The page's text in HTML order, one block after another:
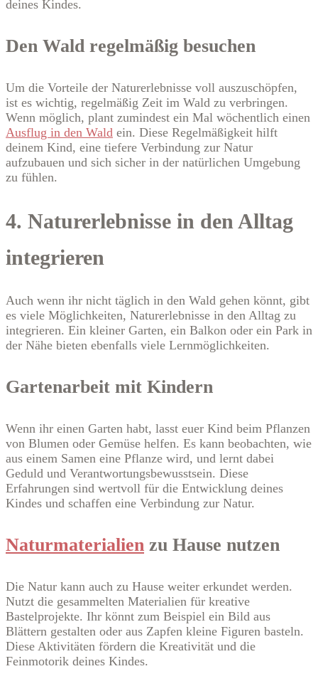
deines Kindes.
Den Wald regelmäßig besuchen
Um die Vorteile der Naturerlebnisse voll auszuschöpfen,
ist es wichtig, regelmäßig Zeit im Wald zu verbringen.
Wenn möglich, plant zumindest ein Mal wöchentlich einen
Ausflug in den Wald ein. Diese Regelmäßigkeit hilft
deinem Kind, eine tiefere Verbindung zur Natur
aufzubauen und sich sicher in der natürlichen Umgebung
zu fühlen.
4. Naturerlebnisse in den Alltag
integrieren
Auch wenn ihr nicht täglich in den Wald gehen könnt, gibt
es viele Möglichkeiten, Naturerlebnisse in den Alltag zu
integrieren. Ein kleiner Garten, ein Balkon oder ein Park in
der Nähe bieten ebenfalls viele Lernmöglichkeiten.
Gartenarbeit mit Kindern
Wenn ihr einen Garten habt, lasst euer Kind beim Pflanzen
von Blumen oder Gemüse helfen. Es kann beobachten, wie
aus einem Samen eine Pflanze wird, und lernt dabei
Geduld und Verantwortungsbewusstsein. Diese
Erfahrungen sind wertvoll für die Entwicklung deines
Kindes und schaffen eine Verbindung zur Natur.
Naturmaterialien zu Hause nutzen
Die Natur kann auch zu Hause weiter erkundet werden.
Nutzt die gesammelten Materialien für kreative
Bastelprojekte. Ihr könnt zum Beispiel ein Bild aus
Blättern gestalten oder aus Zapfen kleine Figuren basteln.
Diese Aktivitäten fördern die Kreativität und die
Feinmotorik deines Kindes.